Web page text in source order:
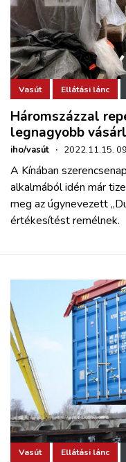
Vasút Ellátási lánc
Háromszázzal
legnagyobb
iho/vasút · 2022.11.15.
A Kínában
alkalmából idén már
meg az úgynevezett
értékesítést remélnek.
Vasút Ellátási lánc